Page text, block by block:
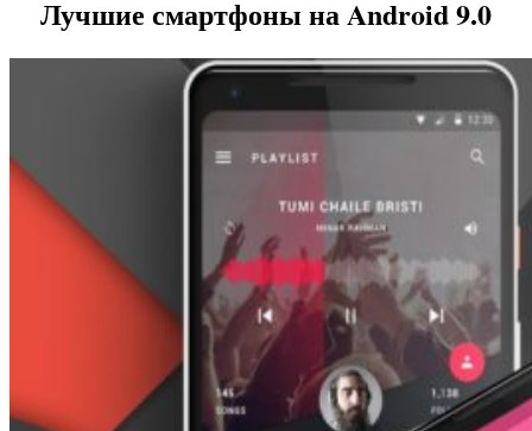
Лучшие смартфоны на Android 9.0